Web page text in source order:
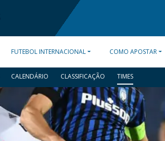
FUTEBOL INTERNACIONAL COMO APOSTAR
CALENDÁRIO CLASSIFICAÇÃO TIMES